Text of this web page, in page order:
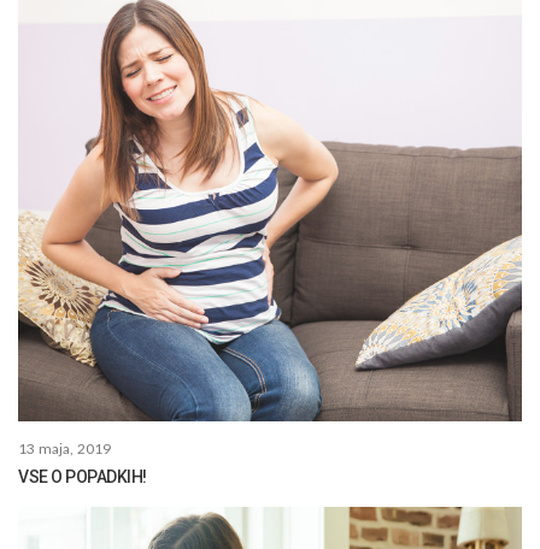
13 maja, 2019
VSE O POPADKIH!